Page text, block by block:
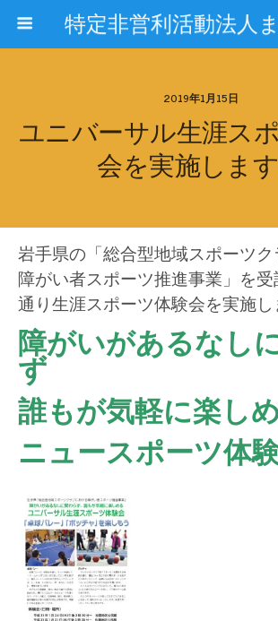
2019年1月15日
ユニバーサル生涯ス
会を実施します
岩手県の「総合型地域スポーツク
障がい者スポーツ推進事業」を
通り生涯スポーツ体験会を実施し
障がいがあるなし
ず
誰もが気軽に楽し
ニュースポーツ体